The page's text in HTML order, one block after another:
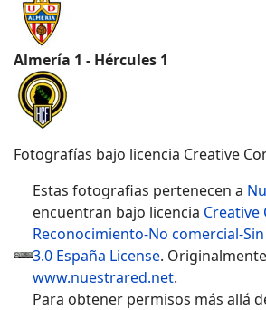
Almería 1 - Hércules 1
Fotografías bajo licencia Creative
Estas fotografias pertenecen a
encuentran bajo licencia Creative
Reconocimiento-No comercial-
3.0 España License.
www.nuestrared.net.
Para obtener permisos más allá